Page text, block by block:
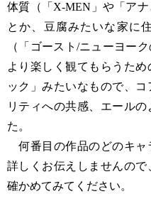
体質（「X-MEN」や「アナ
とか、豆腐みたいな家に
（「ゴースト/ニューヨー
より楽しく観てもらうた
ック」みたいなもので、
リティへの共感、エール
た。
何番目の作品のどのキャ
詳しくお伝えしませんの
確かめてみてください。